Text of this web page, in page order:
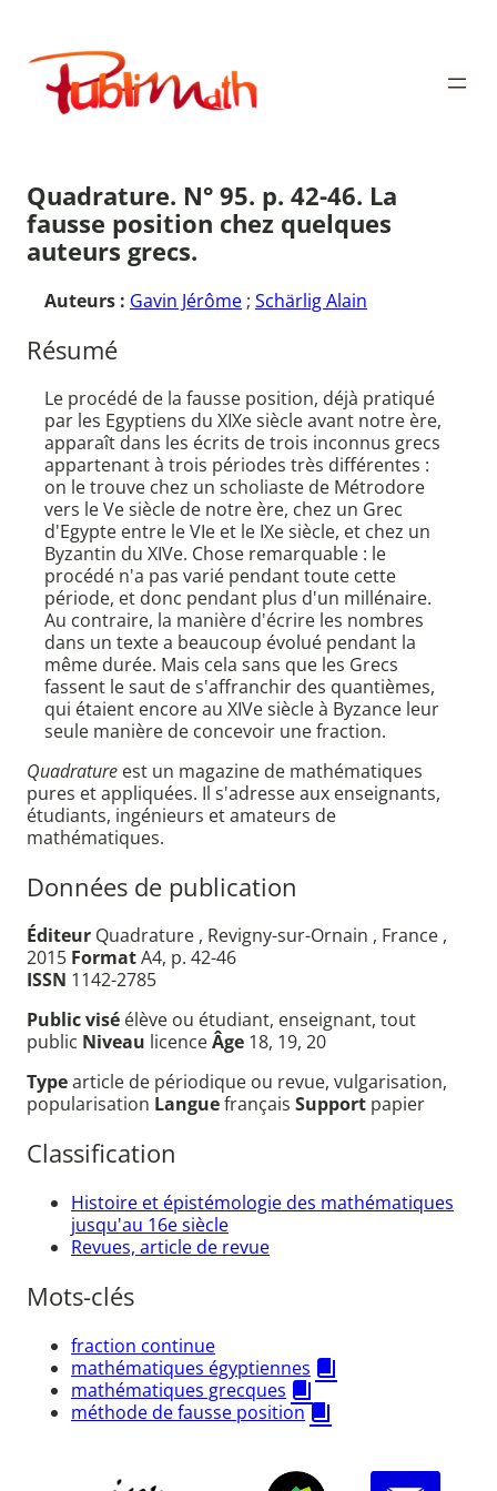
contenu
Publimath
Quadrature. N° 95. p. 42-46. La
fausse position chez quelques
auteurs grecs.
Auteurs : Gavin Jérôme ; Schärlig Alain
Résumé
Le procédé de la fausse position, déjà pratiqué
par les Egyptiens du XIXe siècle avant notre ère,
apparaît dans les écrits de trois inconnus grecs
appartenant à trois périodes très différentes :
on le trouve chez un scholiaste de Métrodore
vers le Ve siècle de notre ère, chez un Grec
d'Egypte entre le VIe et le IXe siècle, et chez un
Byzantin du XIVe. Chose remarquable : le
procédé n'a pas varié pendant toute cette
période, et donc pendant plus d'un millénaire.
Au contraire, la manière d'écrire les nombres
dans un texte a beaucoup évolué pendant la
même durée. Mais cela sans que les Grecs
fassent le saut de s'affranchir des quantièmes,
qui étaient encore au XIVe siècle à Byzance leur
seule manière de concevoir une fraction.
Quadrature est un magazine de mathématiques
pures et appliquées. Il s'adresse aux enseignants,
étudiants, ingénieurs et amateurs de
mathématiques.
Données de publication
Éditeur Quadrature , Revigny-sur-Ornain , France ,
2015 FormatA4, p. 42-46
ISSN 1142-2785
Public visé élève ou étudiant, enseignant, tout
public Niveau licenceÂge 18, 19, 20
Typearticle de périodique ou revue, vulgarisation,
popularisation Languefrançais Support papier
Classification
Histoire et épistémologie des mathématiques
jusqu'au 16e siècle
Revues, article de revue
Mots-clés
fraction continue
mathématiques égyptiennes
mathématiques grecques
méthode de fausse position